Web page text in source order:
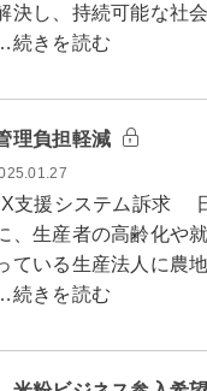
決し、持続可能な社
続きを読む
理負担軽減
援システム訴求 日
、生産者の高齢化や
いる生産法人に農
続きを読む